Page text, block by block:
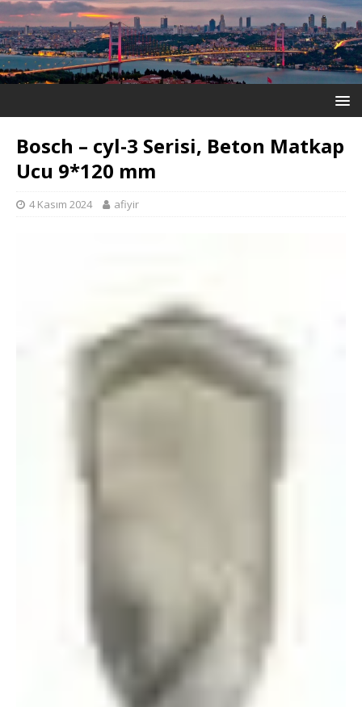
Bosch – cyl-3 Serisi, Beton Matkap
Ucu 9*120 mm
4 Kasım 2024 afiyir